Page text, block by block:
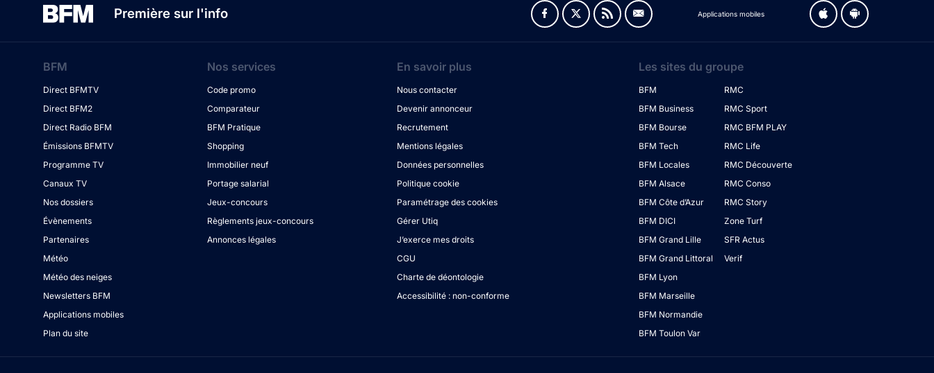
Première sur l'info Applications mobiles
BFM
Direct BFMTV
Direct BFM2
Direct Radio BFM
Émissions BFMTV
Programme TV
Canaux TV
Nos dossiers
Évènements
Partenaires
Météo
Météo des neiges
Newsletters BFM
Applications mobiles
Plan du site
Nos services
Code promo
Comparateur
BFM Pratique
Shopping
Immobilier neuf
Portage salarial
Jeux-concours
Règlements jeux-concours
Annonces légales
En savoir plus
Nous contacter
Devenir annonceur
Recrutement
Mentions légales
Données personnelles
Politique cookie
Paramétrage des cookies
Gérer Utiq
J’exerce mes droits
CGU
Charte de déontologie
Accessibilité : non-conforme
Les sites du groupe
BFM
BFM Business
BFM Bourse
BFM Tech
BFM Locales
BFM Alsace
BFM Côte d’Azur
BFM DICI
BFM Grand Lille
BFM Grand Littoral
BFM Lyon
BFM Marseille
BFM Normandie
BFM Toulon Var
RMC
RMC Sport
RMC BFM PLAY
RMC Life
RMC Découverte
RMC Conso
RMC Story
Zone Turf
SFR Actus
Verif